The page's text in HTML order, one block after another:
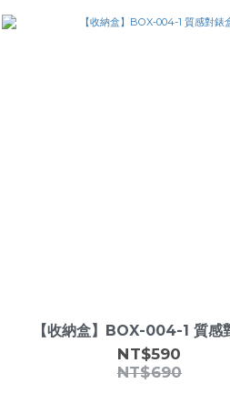
【收納盒】BOX-004-1 質感
NT$590
NT$690